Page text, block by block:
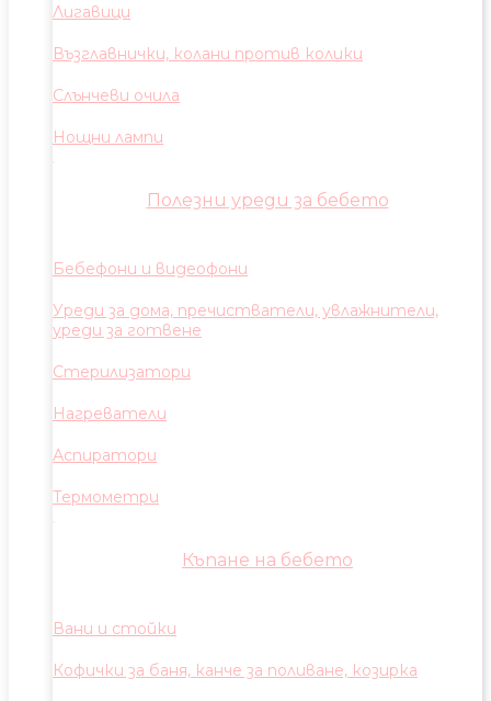
Лигавици
Възглавнички, колани против колики
Слънчеви очила
Нощни лампи
Полезни уреди за бебето
Бебефони и видеофони
Уреди за дома, пречистватели, увлажнители,
уреди за готвене
Стерилизатори
Нагреватели
Аспиратори
Термометри
Къпане на бебето
Вани и стойки
Кофички за баня, канче за поливане, козирка